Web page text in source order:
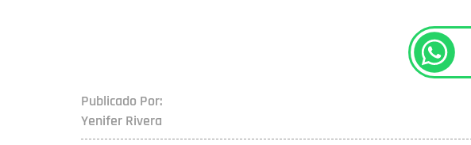
Publicado Por:
Yenifer Rivera